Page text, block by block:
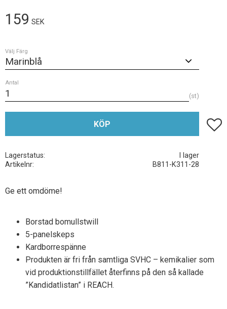
159 SEK
Välj Färg
Antal
st
KÖP Lägg
Lagerstatus
I lager
Artikelnr
B811-K311-28
Ge ett omdöme!
Borstad bomullstwill
5-panelskeps
Kardborrespänne
Produkten är fri från samtliga SVHC – kemikalier som
vid produktionstillfället återfinns på den så kallade
”Kandidatlistan” i REACH.